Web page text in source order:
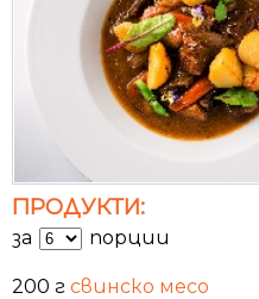
ПРОДУКТИ:
за порции
200 г свинско месо